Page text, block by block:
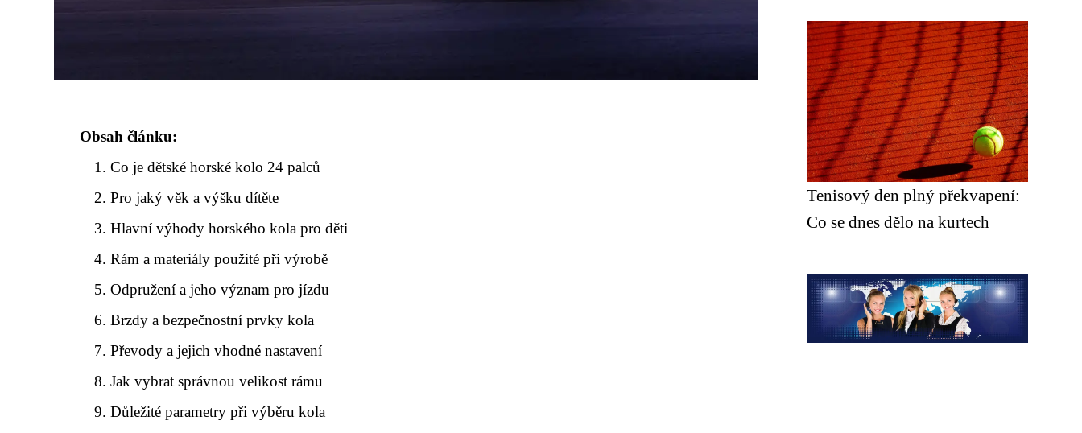
Obsah článku:
Co je dětské horské kolo 24 palců
Pro jaký věk a výšku dítěte
Hlavní výhody horského kola pro děti
Rám a materiály použité při výrobě
Odpružení a jeho význam pro jízdu
Brzdy a bezpečnostní prvky kola
Převody a jejich vhodné nastavení
Jak vybrat správnou velikost rámu
Důležité parametry při výběru kola
Tenisový den plný překvapení:
Co se dnes dělo na kurtech